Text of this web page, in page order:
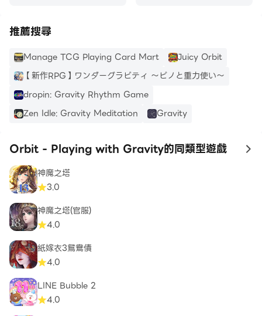
推薦搜尋
Manage TCG Playing Card Mart
Juicy Orbit
【新作RPG】ワンダーグラビティ ～ピノと重力使い～
dropin: Gravity Rhythm Game
Zen Idle: Gravity Meditation
Gravity
Orbit - Playing with Gravity的同類型遊戲 to
神魔之塔
3.0
神魔之塔(官服)
4.0
紙嫁衣3鴛鴦債
4.0
LINE Bubble 2
4.0